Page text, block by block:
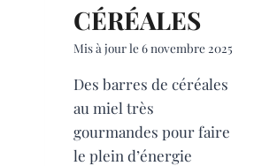
CÉRÉALES
Mis à jour le6 novembre 2025
Des barres de céréales
au miel très
gourmandes pour faire
le plein d’énergie